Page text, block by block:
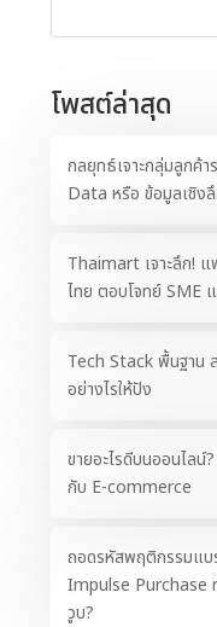
โพสต์ล่าสุด
กลยุทธ์เจาะกลุ่มลูกค้
Data หรือ ข้อมูลเชิง
Thaimart เจาะลึก!
ไทย ตอบโจทย์ SME
Tech Stack พื้นฐาน
อย่างไรให้ปัง
ขายอะไรดีบนออนไล
กับ E-commerce
ถอดรหัสพฤติกรรมแบ
Impulse Purchase
วูบ?